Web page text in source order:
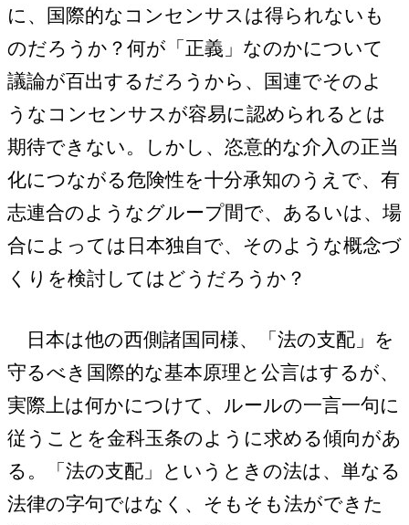
に、国際的なコンセンサスは得られないも
のだろうか？何が「正義」なのかについて
議論が百出するだろうから、国連でそのよ
うなコンセンサスが容易に認められるとは
期待できない。しかし、恣意的な介入の正当
化につながる危険性を十分承知のうえで、有
志連合のようなグループ間で、あるいは、場
合によっては日本独自で、そのような概念づ
くりを検討してはどうだろうか？
日本は他の西側諸国同様、「法の支配」を
守るべき国際的な基本原理と公言はするが、
実際上は何かにつけて、ルールの一言一句に
従うことを金科玉条のように求める傾向があ
る。「法の支配」というときの法は、単なる
法律の字句ではなく、そもそも法ができた